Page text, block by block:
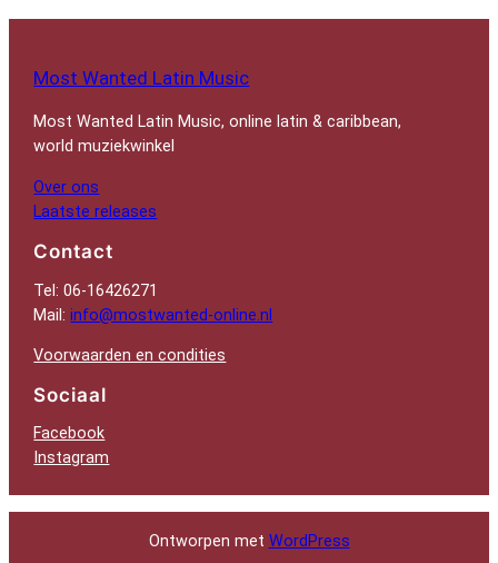
Most Wanted Latin Music
Most Wanted Latin Music, online latin & caribbean,
world muziekwinkel
Over ons
Laatste releases
Contact
Tel: 06-16426271
Mail:info@mostwanted-online.nl
Voorwaarden en condities
Sociaal
Facebook
Instagram
Ontworpen met WordPress